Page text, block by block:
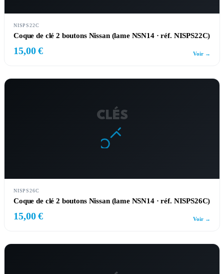
NISPS22C
Coque de clé 2 boutons Nissan (lame NSN14 · réf. NISPS22C)
15,00 € Voir →
CLÉS
NISPS26C
Coque de clé 2 boutons Nissan (lame NSN14 · réf. NISPS26C)
15,00 € Voir →